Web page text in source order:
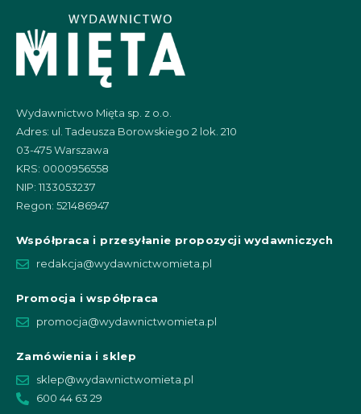
Wydawnictwo Mięta sp. z o.o.
Adres: ul. Tadeusza Borowskiego 2 lok. 210
03-475 Warszawa
KRS: 0000956558
NIP: 1133053237
Regon: 521486947
Współpraca i przesyłanie propozycji wydawniczych
redakcja@wydawnictwomieta.pl
Promocja i współpraca
promocja@wydawnictwomieta.pl
Zamówienia i sklep
sklep@wydawnictwomieta.pl
600 44 63 29